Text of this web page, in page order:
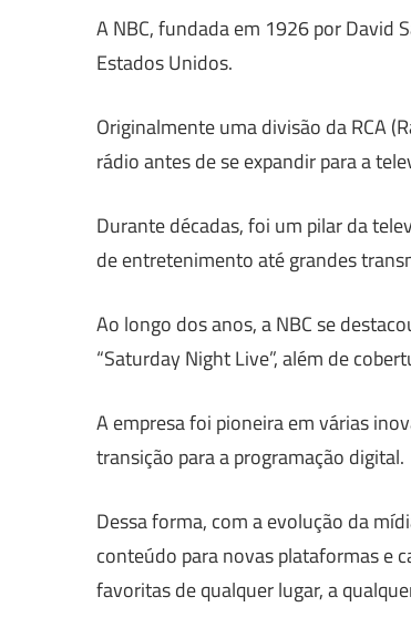
A NBC, fundada em 1926 por David
Estados Unidos.
Originalmente uma divisão da RCA
rádio antes de se expandir para a
Durante décadas, foi um pilar da
de entretenimento até grandes
Ao longo dos anos, a NBC se
“Saturday Night Live”, além de
A empresa foi pioneira em várias
transição para a programação digital.
Dessa forma, com a evolução da
conteúdo para novas plataformas e
favoritas de qualquer lugar, a